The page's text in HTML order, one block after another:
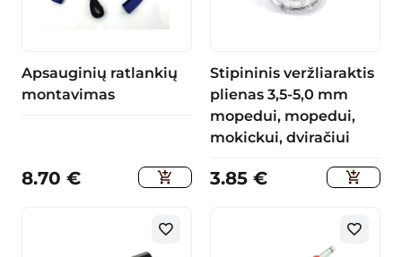
Apsauginių ratlankių
montavimas
8.70 €
Stipininis veržliaraktis
plienas 3,5-5,0 mm
mopedui, mopedui,
mokickui, dviračiui
3.85 €